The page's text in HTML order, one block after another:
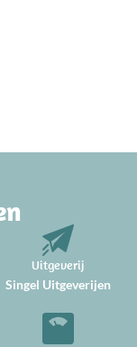
Uitgeverij
Singel Uitgeverijen